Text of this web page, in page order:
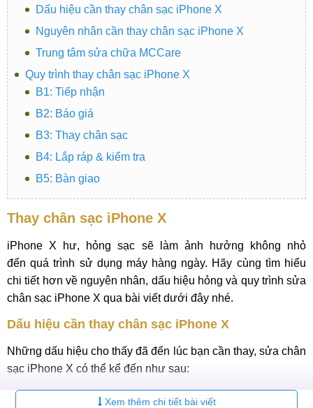
Dấu hiệu cần thay chân sạc iPhone X
Nguyên nhân cần thay chân sạc iPhone X
Trung tâm sửa chữa MCCare
Quy trình thay chân sạc iPhone X
B1: Tiếp nhận
B2: Báo giá
B3: Thay chân sạc
B4: Lắp ráp & kiểm tra
B5: Bàn giao
Thay chân sạc iPhone X
iPhone X hư, hỏng sạc sẽ làm ảnh hưởng không nhỏ
đến quá trình sử dụng máy hàng ngày. Hãy cùng tìm hiểu
chi tiết hơn về nguyên nhân, dấu hiệu hỏng và quy trình sửa
chân sạc iPhone X qua bài viết dưới đây nhé.
Dấu hiệu cần thay chân sạc iPhone X
Những dấu hiệu cho thấy đã đến lúc bạn cần thay, sửa chân
sạc iPhone X có thể kể đến như sau:
Khi cắm sạc người dùng phải căn chỉnh để máy nhận
Xem thêm chi tiết bài viết